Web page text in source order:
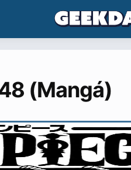
(Mangá)